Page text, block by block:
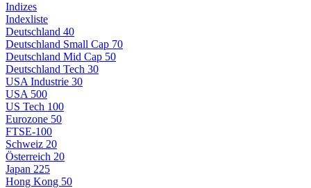
Indizes
Indexliste
Deutschland 40
Deutschland Small Cap 70
Deutschland Mid Cap 50
Deutschland Tech 30
USA Industrie 30
USA 500
US Tech 100
Eurozone 50
FTSE-100
Schweiz 20
Österreich 20
Japan 225
Hong Kong 50